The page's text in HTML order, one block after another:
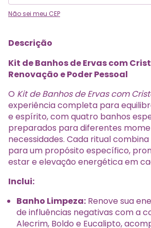
Não sei meu CEP
Descrição
Kit de Banhos de Ervas com
Renovação e Poder Pessoal
O Kit de Banhos de Ervas com
experiência completa para
e espírito, com quatro banhos
preparados para diferentes
necessidades. Cada ritual
para um propósito específico,
estar e elevação energética em
Inclui:
Banho Limpeza: Renove sua
de influências negativas com a
Alecrim, Boldo e Eucalipto,